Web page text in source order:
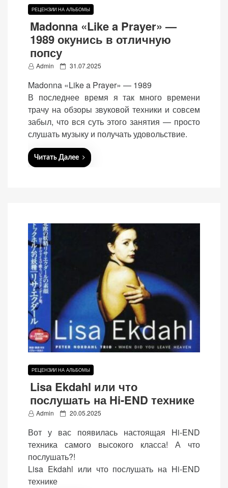
РЕЦЕНЗИИ НА АЛЬБОМЫ
Madonna «Like a Prayer» —
1989 окунись в отличную
попсу
Admin
P
s
t
e
d
o
n
31.07.2025
Madonna «Like a Prayer» — 1989
В последнее время я так много времени
трачу на обзоры звуковой техники и совсем
забыл, что вся суть этого занятия — просто
слушать музыку и получать удовольствие.
Читать Далее
РЕЦЕНЗИИ НА АЛЬБОМЫ
Lisa Ekdahl или что
послушать на Hi-END технике
Admin
P
s
t
e
d
20.05.2025
Вот у вас появилась настоящая Hi-END
техника самого высокого класса! А что
послушать?!
Lisa Ekdahl или что послушать на Hi-END
технике